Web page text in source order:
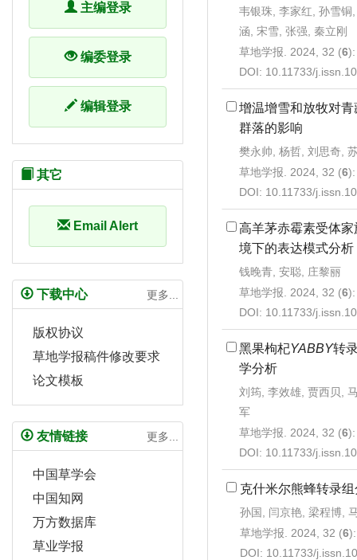
韦银珠, 李家红, 孙雪铜
涵, 宋雪, 张强, 秦立刚
草地学报. 2024, 32 (6
DOI: 10.11733/
增温增雪和放牧对
群落的影响
樊永帅, 杨哲, 刘思奇,
草地学报. 2024, 32 (6
DOI: 10.11733/
高羊茅赤霉素受体
境下的表达模式分析
钱晚青, 安聪, 庄黎丽
草地学报. 2024, 32 (6
DOI: 10.11733/
黑果枸杞YABBY转
学分析
刘筠, 李效雄, 贾西贝,
军
草地学报. 2024, 32 (6
DOI: 10.11733/
克什米尔熊蜂转录
孙国, 闫京艳, 梁程博,
草地学报. 2024, 32 (6
DOI: 10.11733/
主编登录
编委登录
编辑登录
其它
Email Alert
下载中心 更多...
版权协议
草地学报稿件修改要求
论文模板
友情链接 更多...
中国草学会
中国知网
万方数据库
草业学报